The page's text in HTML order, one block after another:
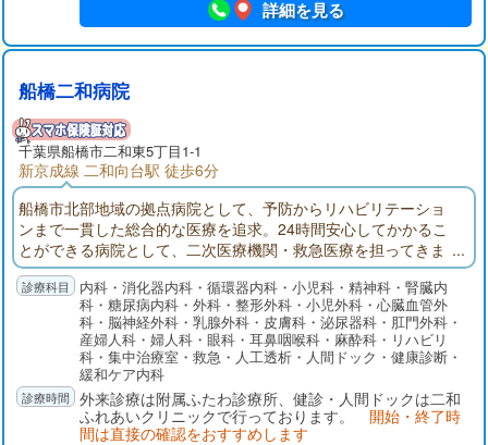
詳細を見る
船橋二和病院
千葉県船橋市二和東5丁目1-1
新京成線 二和向台駅 徒歩6分
船橋市北部地域の拠点病院として、予防からリハビリテーショ
ンまで一貫した総合的な医療を追求。24時間安心してかかるこ
とができる病院として、二次医療機関・救急医療を担ってきま
した。船橋二和病院付属ふたわ診療所(主に外来部門)、ふれあい
クリニック（主に健診部門）、二和在宅介護支援センター、八
木が谷在宅介護支援センターでそれぞれ役割分担して連携を取
りながら、地域の皆様の健康を守ります。
内科・消化器内科・循環器内科・小児科・精神科・腎臓内
科・糖尿病内科・外科・整形外科・小児外科・心臓血管外
科・脳神経外科・乳腺外科・皮膚科・泌尿器科・肛門外科・
産婦人科・婦人科・眼科・耳鼻咽喉科・麻酔科・リハビリ
科・集中治療室・救急・人工透析・人間ドック・健康診断・
緩和ケア内科
外来診療は附属ふたわ診療所、健診・人間ドックは二和
ふれあいクリニックで行っております。 開始・終了時
間は直接の確認をおすすめします